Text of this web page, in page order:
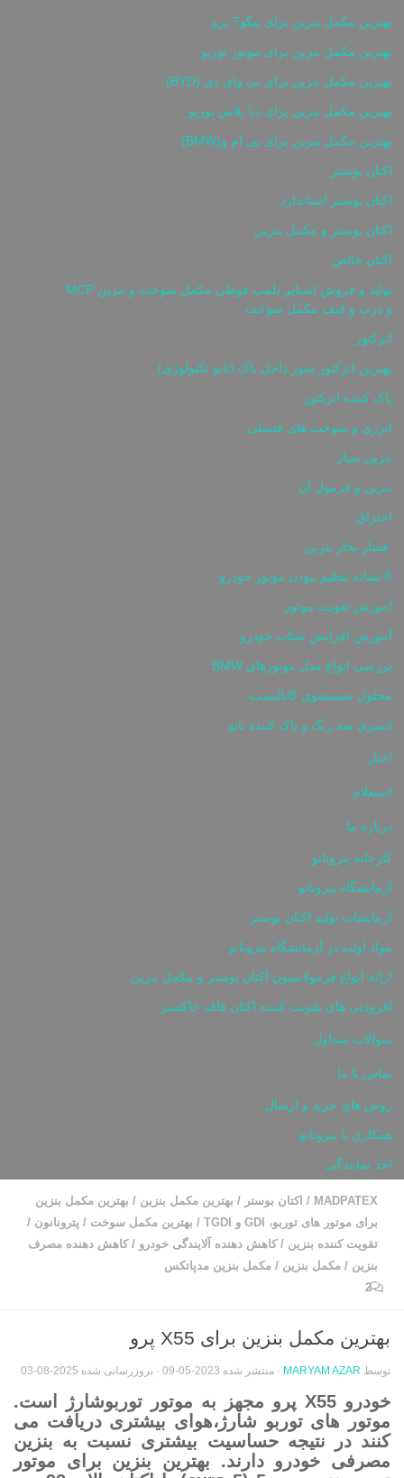
بهترین مکمل بنزین برای تیگو7 پرو
بهترین مکمل بنزین برای موتور توربو
بهترین مکمل بنزین برای بی وای دی (BYD)
بهترین مکمل بنزین برای دنا پلاس توربو
بهترین مکمل بنزین برای بی ام و(BMW)
اکتان بوستر
اکتان بوستر استاندارد
اکتان بوستر و مکمل بنزین
اکتان خالص
تولید و فروش استاپر پلمپ قوطی مکمل سوخت و بنزین MCP
و درب و قیف مکمل سوخت
انژکتور
بهترین انژکتور شور داخل باک (نانو تکنولوژی)
پاک کننده انژکتور
انرژی و سوخت های فسیلی
بنزین سیار
بنزین و فرمول آن
احتراق
فشار بخار بنزین
8 نشانه تنظیم نبودن موتور خودرو
آموزش تقویت موتور
آموزش افزایش شتاب خودرو
بررسی انواع مدل موتورهای BMW
محلول شستشوی کاتالیست
اسپری ضد زنگ و پاک کننده نانو
اخبار
استعلام
درباره ما
کارخانه پترونانو
آزمایشگاه پترونانو
آزمایشات تولید اکتان بوستر
مواد اولیه در آزمایشگاه پترونانو
ارائه انواع فرمولاسیون اکتان بوستر و مکمل بنزین
افزودنی های تقویت کننده اکتان فاقد خاکستر
سوالات متداول
تماس با ما
روش های خرید و ارسال
همکاری با پترونانو
اخذ نمایندگی
MADPATEX
/ اکتان بوستر / بهترین مکمل بنزین / بهترین مکمل بنزین
برای موتور های توربو، GDI و TGDI
/ بهترین مکمل سوخت / پترونانون /
تقویت کننده بنزین / کاهش دهنده آلایندگی خودرو / کاهش دهنده مصرف
بنزین / مکمل بنزین / مکمل بنزین مدپاتکس
2
بهترین مکمل بنزین برای X55 پرو
توسط MARYAM AZAR · منتشر شده 2023-05-09 · بروزرسانی شده 2025-08-03
خودرو X55 پرو مجهز به موتور توربوشارژ است.
موتور های توربو شارژ،هوای بیشتری دریافت می
کنند در نتیجه حساسیت بیشتری نسبت به بنزین
مصرفی خودرو دارند. بهترین بنزین برای موتور